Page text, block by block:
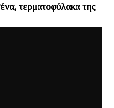
τερματοφύλακα της